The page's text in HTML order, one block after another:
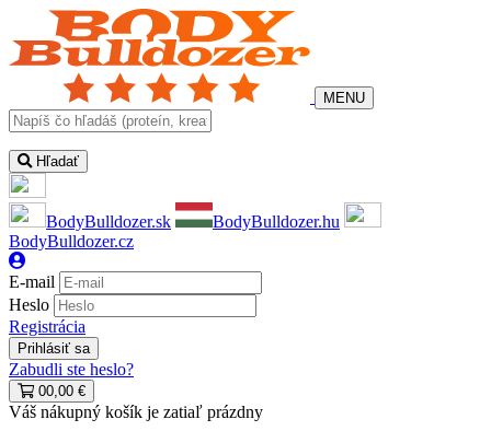
MENU
Hľadať
BodyBulldozer.sk
BodyBulldozer.hu
BodyBulldozer.cz
E-mail
Heslo
Registrácia
Zabudli ste heslo?
00,00 €
Váš nákupný košík je zatiaľ prázdny